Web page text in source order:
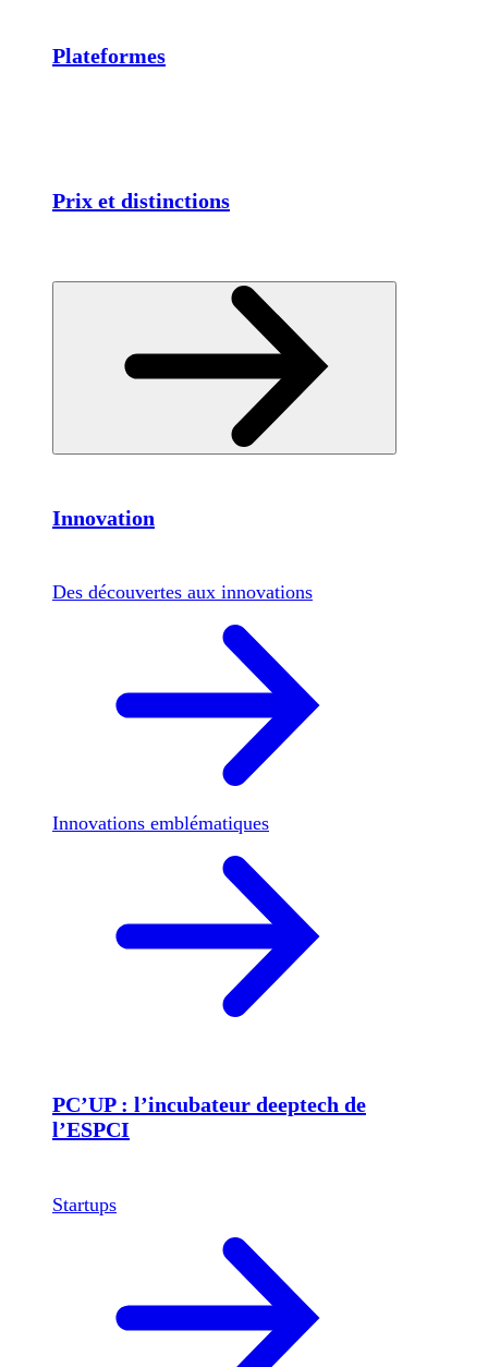
Plateformes
Prix et distinctions
Innovation
Des découvertes aux innovations
Innovations emblématiques
PC’UP : l’incubateur deeptech de
l’ESPCI
Startups